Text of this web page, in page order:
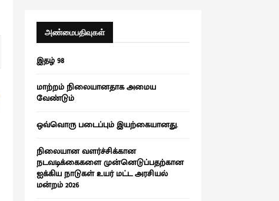
c
f
o
r
அண்மைபதிவுகள்
இதழ் 98
மாற்றம் நிலையானதாக அமைய
வேண்டும்
ஒவ்வொரு படைப்பும் இயற்கையானது.
நிலையான வளர்ச்சிக்கான
நடவடிக்கைகளை முன்னெடுப்பதற்கான
ஐக்கிய நாடுகள் உயர் மட்ட அரசியல்
மன்றம் 2026